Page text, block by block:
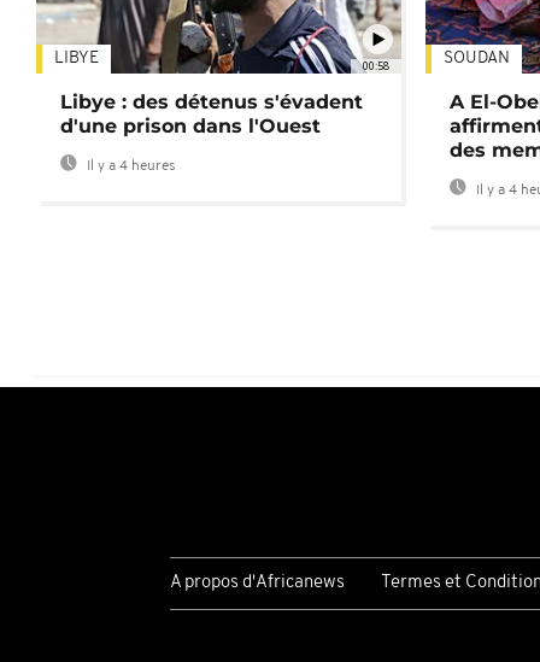
00:58
LIBYE
Libye : des détenus s'évadent
d'une prison dans l'Ouest
Il y a 4 heures
SOUDAN
A El-
des
Il y a 4
A propos d'Africanews Termes et